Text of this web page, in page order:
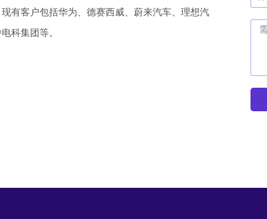
有客户包括华为、德赛西威、蔚来汽车、理想汽
科集团等。